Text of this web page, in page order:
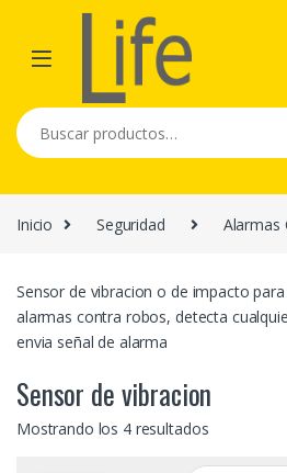
Skip to navigation
Skip to content
Buscar por:
Inicio Seguridad Alarmas
Sensor de vibracion o de impacto
alarmas contra robos, detecta
envia señal de alarma
Sensor de vibracion
Mostrando los 4 resultados